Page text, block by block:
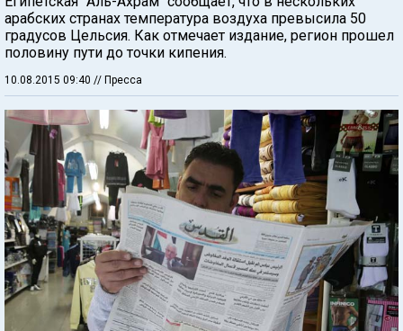
арабских странах температура воздуха превысила 50
градусов Цельсия. Как отмечает издание, регион прошел
половину пути до точки кипения.
10.08.2015 09:40 // Пресса